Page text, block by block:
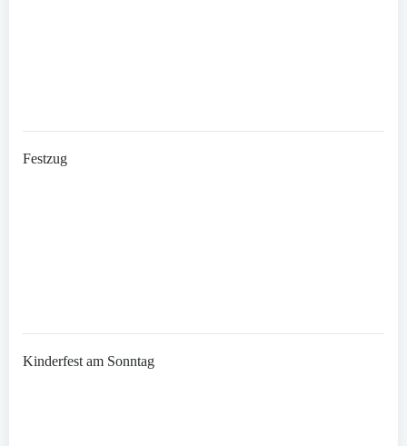
Festzug
Kinderfest am Sonntag